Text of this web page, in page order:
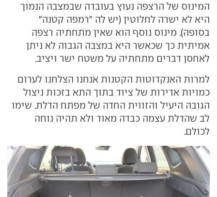
המינוס של הרצפה נעוץ בעובדה שבמצבה הנמוך
היא לא ישרה לחלוטין (יש לה "רמפה קטנה"
בסופה). מינוס נוסף הוא שאין מתחתיה רצפה
אמיתית כך שכאשר היא במצבה הגבוה לא ניתן
לאחסן דברים מתחתיה על משטח ישר ויציב.
למרות האנקדוטות הקטנות אנחנו הצלחנו לערום
כמויות אדירות של ציוד בתוך התא בזכות ניצול
הגובה היעיל והזווית החדה של מפתח הדלת. שימו
לב שהדלת עצמה כבדה מאוד ולא תהיה נוחה
לכולם.